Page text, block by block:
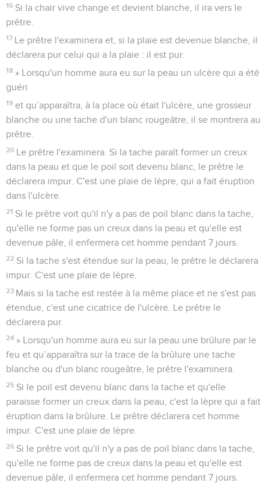
16 Si la chair vive change et devient blanche, il ira vers le
prêtre.
17 Le prêtre l'examinera et, si la plaie est devenue blanche, il
déclarera pur celui qui a la plaie : il est pur.
18 » Lorsqu'un homme aura eu sur la peau un ulcère qui a été
guéri
19 et qu’apparaîtra, à la place où était l'ulcère, une grosseur
blanche ou une tache d'un blanc rougeâtre, il se montrera au
prêtre.
20 Le prêtre l'examinera. Si la tache paraît former un creux
dans la peau et que le poil soit devenu blanc, le prêtre le
déclarera impur. C'est une plaie de lèpre, qui a fait éruption
dans l'ulcère.
21 Si le prêtre voit qu'il n'y a pas de poil blanc dans la tache,
qu'elle ne forme pas un creux dans la peau et qu'elle est
devenue pâle, il enfermera cet homme pendant 7 jours.
22 Si la tache s'est étendue sur la peau, le prêtre le déclarera
impur. C'est une plaie de lèpre.
23 Mais si la tache est restée à la même place et ne s'est pas
étendue, c'est une cicatrice de l'ulcère. Le prêtre le
déclarera pur.
24 » Lorsqu'un homme aura eu sur la peau une brûlure par le
feu et qu’apparaîtra sur la trace de la brûlure une tache
blanche ou d'un blanc rougeâtre, le prêtre l'examinera.
25 Si le poil est devenu blanc dans la tache et qu'elle
paraisse former un creux dans la peau, c'est la lèpre qui a fait
éruption dans la brûlure. Le prêtre déclarera cet homme
impur. C'est une plaie de lèpre.
26 Si le prêtre voit qu'il n'y a pas de poil blanc dans la tache,
qu'elle ne forme pas de creux dans la peau et qu'elle est
devenue pâle, il enfermera cet homme pendant 7 jours.